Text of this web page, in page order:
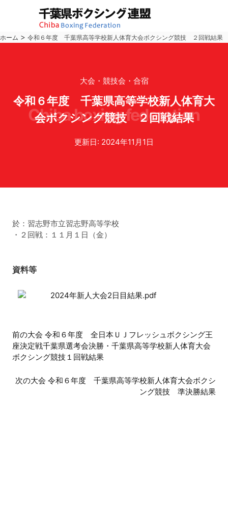
ホーム > 令和６年度 千葉県高等学校新人体育大会ボクシング競技 ２回戦結果
chiba boxing federation
大会・競技会・合宿
令和６年度 千葉県高等学校新人体育大
会ボクシング競技 ２回戦結果
更新日: 2024年11月1日
於：習志野市立習志野高等学校
・２回戦：１１月１日（金）
資料等
2024年新人大会2日目結果.pdf
前
後
前の大会 令和６年度 全日本ＵＪフレッシュボクシング王
座決定戦千葉県選考会決勝・千葉県高等学校新人体育大会
ボクシング競技１回戦結果
次の大会 令和６年度 千葉県高等学校新人体育大会ボクシ
ング競技 準決勝結果